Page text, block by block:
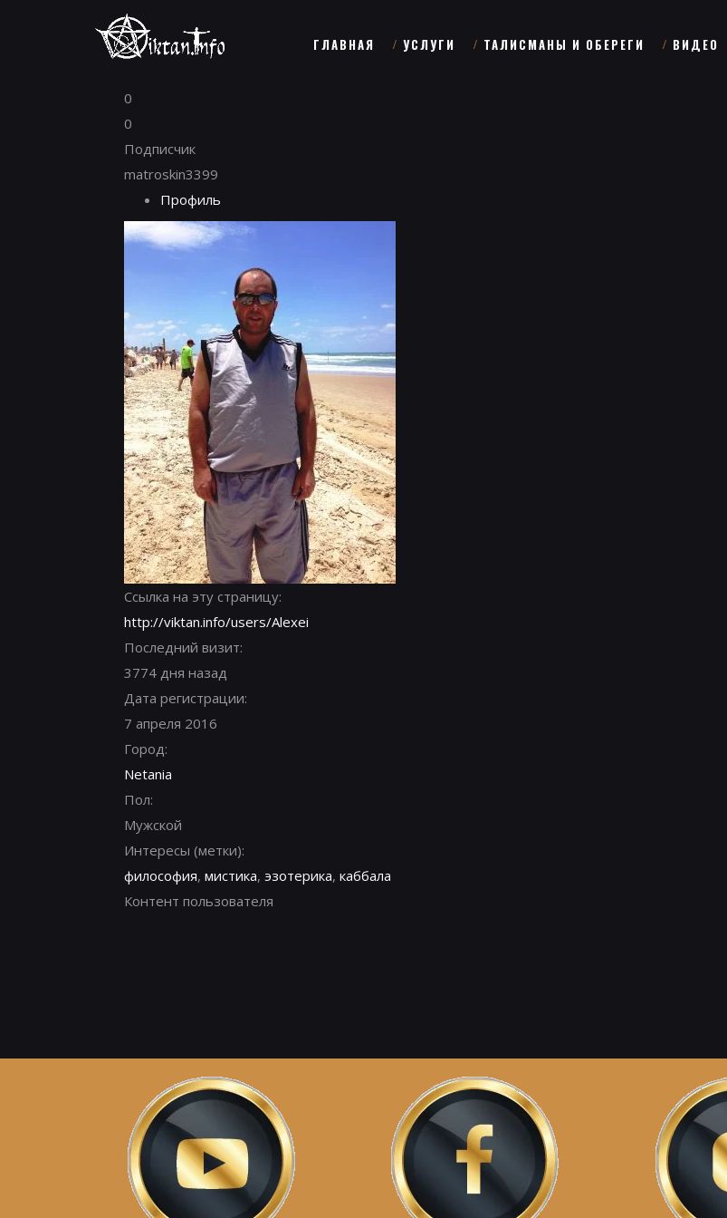
ГЛАВНАЯ УСЛУГИ ТАЛИСМАНЫ И ОБЕРЕГИ ВИДЕО
0
0
Подписчик
matroskin3399
Профиль
Ссылка на эту страницу:
http://viktan.info/users/Alexei
Последний визит:
3774 дня назад
Дата регистрации:
7 апреля 2016
Город:
Netania
Пол:
Мужской
Интересы (метки):
философия, мистика, эзотерика, каббала
Контент пользователя